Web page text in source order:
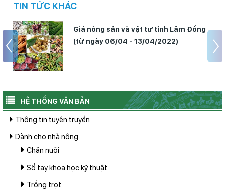
TIN TỨC KHÁC
Giá nông sản và vật tư tỉnh Lâm Đồng
(từ ngày 06/04 - 13/04/2022)
HỆ THỐNG VĂN BẢN
Thông tin tuyên truyền
Dành cho nhà nông
Chăn nuôi
Sổ tay khoa học kỹ thuật
Trồng trọt